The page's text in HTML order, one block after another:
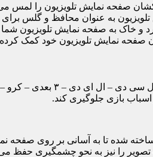
صفحه نمایش تلویزیون را لمس
به عنوان محافظ و گلس برای
و خاک به صفحه نمایش تلویزیون
صفحه نمایش تلویزیون خود کمک
محافظ صفحه تلویزیون
بازی جلوگیری کند.
شده تا به آسانی بر روی صفحه